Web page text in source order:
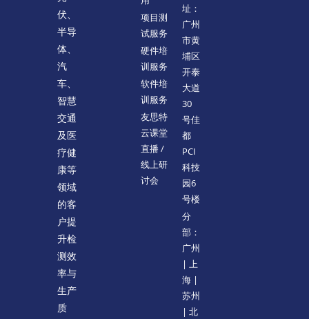
伏、
半导
体、
汽
车、
智慧
交通
及医
疗健
康等
领域
的客
户提
升检
测效
率与
生产
质
项目测
试服务
硬件培
训服务
软件培
训服务
友思特
云课堂
直播 /
线上研
讨会
址：
广州
市黄
埔区
开泰
大道
30
号佳
都
PCI
科技
园6
号楼
分
部：
广州
| 上
海 |
苏州
| 北